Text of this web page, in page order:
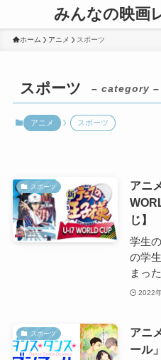
みんなの映画
ホーム アニメ スポーツ
スポーツ – category –
アニメ スポーツ
スポーツ
アニ
じ】
学生
の学
まっ
2022
スポーツ
アニ
ール